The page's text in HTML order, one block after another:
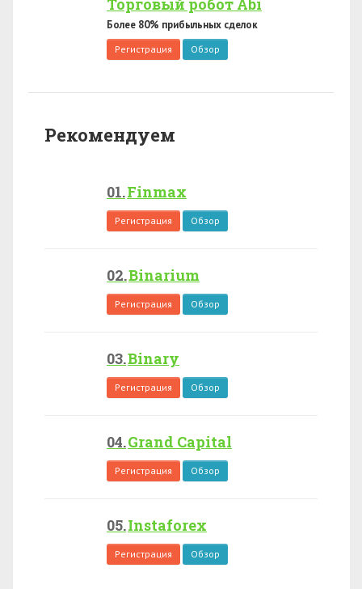
Более 80% прибыльных сделок
Регистрация Обзор
Рекомендуем
Finmax
Регистрация Обзор
Binarium
Регистрация Обзор
Binary
Регистрация Обзор
Grand Capital
Регистрация Обзор
Instaforex
Регистрация Обзор